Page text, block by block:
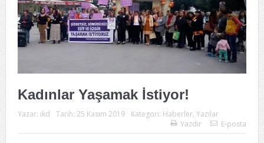
Kadınlar Yaşamak İstiyor!
Yazar: ikd Tarih: 25 Kasım 2019 Kategori: Haberler, Yazılar
Yazdır
E-posta